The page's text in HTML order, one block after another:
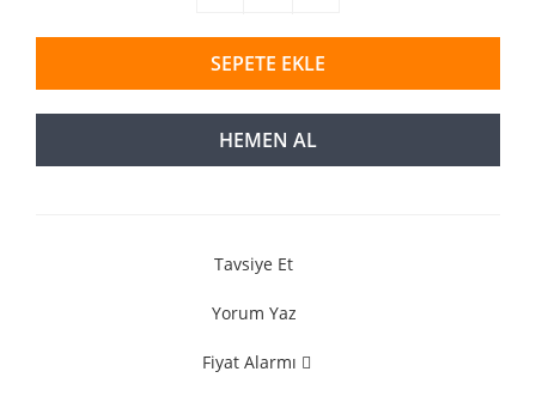
SEPETE EKLE
HEMEN AL
Tavsiye Et
Yorum Yaz
Fiyat Alarmı